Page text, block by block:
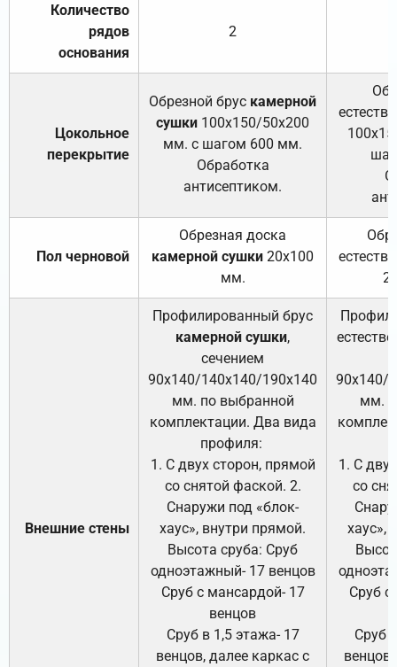
Количество
рядов
основания
2
Цокольное
перекрытие
Обрезной брус камерной
сушки 100х150/50х200
мм. с шагом 600 мм.
Обработка
антисептиком.
Пол черновой
Обрезная доска
камерной сушки 20х100
мм.
Внешние стены
Профилированный брус
камерной сушки,
сечением
90х140/140х140/190х140
мм. по выбранной
комплектации. Два вида
профиля:
1. С двух сторон, прямой
со снятой фаской. 2.
Снаружи под «блок-
хаус», внутри прямой.
Высота сруба: Сруб
одноэтажный- 17 венцов
Сруб с мансардой- 17
венцов
Сруб в 1,5 этажа- 17
венцов, далее каркас с
90х140/
мм.
1. С
со
хаус»,
Сруб с
Сруб